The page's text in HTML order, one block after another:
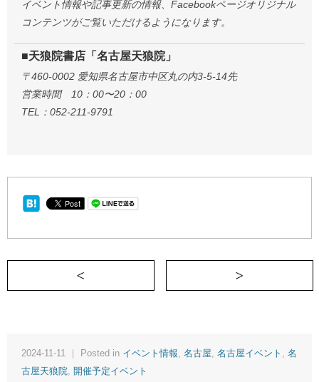
イベント情報や記事更新の情報、Facebookページオリジナル
コンテンツがご覧いただけるようになります。
■天狼院書店「名古屋天狼院」
〒460-0002 愛知県名古屋市中区丸の内3-5-14先
営業時間 10：00〜20：00
TEL：052-211-9791
＜ ★特別割引10%OFF!!【11/24(日)17:00
2024-11-11 ｜ Posted in イベント情報 名古屋 名古屋イベント
名
古屋天狼院 開催予定イベント